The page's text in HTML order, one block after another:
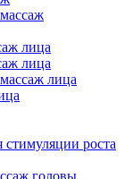
лица
лица
лица
роста
головы